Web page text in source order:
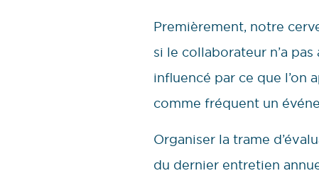
Premièrement, notre
si le collaborateur n’a
influencé par ce que l’on
comme fréquent un
Organiser la trame
du dernier entretien